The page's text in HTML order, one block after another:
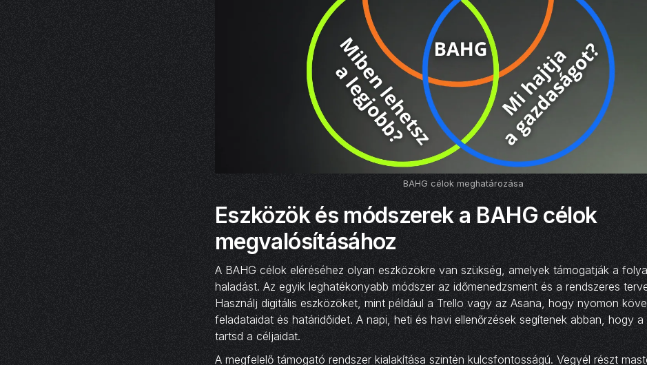
BAHG célok meghatározása
Eszközök és módszerek a BAHG célok
megvalósításához
A BAHG célok eléréséhez olyan eszközökre van szükség, amelyek támogatják a
haladást. Az egyik leghatékonyabb módszer az időmenedzsment és a rendszeres
Használj digitális eszközöket, mint például a Trello vagy az Asana, hogy nyomon
feladataidat és határidőidet. A napi, heti és havi ellenőrzések segítenek abban, hogy
tartsd a céljaidat.
A megfelelő támogató rendszer kialakítása szintén kulcsfontosságú. Vegyél részt